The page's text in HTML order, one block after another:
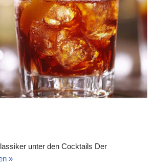
unter den Cocktails Der
»